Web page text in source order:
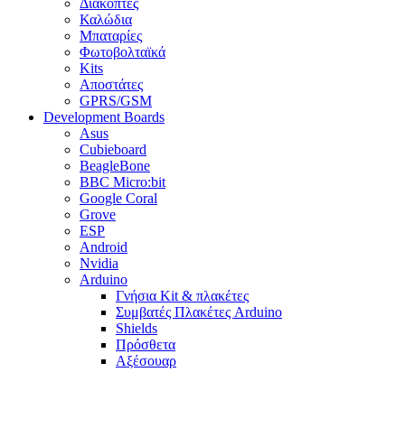
Διακόπτες
Καλώδια
Μπαταρίες
Φωτοβολταϊκά
Kits
Αποστάτες
GPRS/GSM
Development Boards
Asus
Cubieboard
BeagleBone
BBC Micro:bit
Google Coral
Grove
ESP
Android
Nvidia
Arduino
Γνήσια Kit & πλακέτες
Συμβατές Πλακέτες Arduino
Shields
Πρόσθετα
Αξέσουαρ